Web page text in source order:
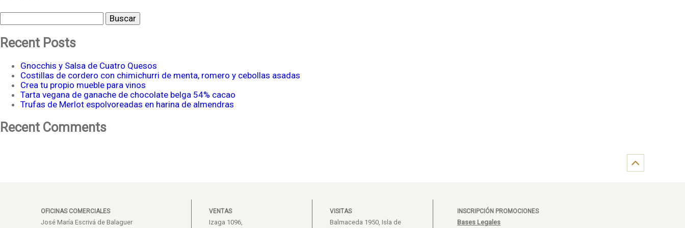
Buscar
Recent Posts
Gnocchis y Salsa de Cuatro Quesos
Costillas de cordero con chimichurri de menta, romero y cebollas asadas
Crea tu propio mueble para vinos
Tarta vegana de ganache de chocolate belga 54% cacao
Trufas de Merlot espolvoreadas en harina de almendras
Recent Comments
OFICINAS COMERCIALES
José María Escrivá de Balaguer
VENTAS
Izaga 1096,
VISITAS
Balmaceda 1950, Isla de
INSCRIPCIÓN PROMOCIONES
Bases Legales